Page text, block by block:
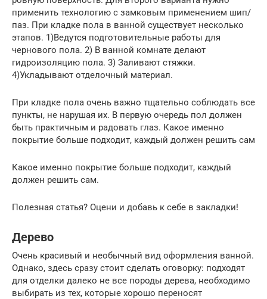
применить технологию с замковым применением шип/
паз. При кладке пола в ванной существует несколько
этапов. 1)Ведутся подготовительные работы для
чернового пола. 2) В ванной комнате делают
гидроизоляцию пола. 3) Заливают стяжки.
4)Укладывают отделочный материал.
При кладке пола очень важно тщательно соблюдать все
пункты, не нарушая их. В первую очередь пол должен
быть практичным и радовать глаз. Какое именно
покрытие больше подходит, каждый должен решить сам
Какое именно покрытие больше подходит, каждый
должен решить сам.
Полезная статья? Оцени и добавь к себе в закладки!
Дерево
Очень красивый и необычный вид оформления ванной.
Однако, здесь сразу стоит сделать оговорку: подходят
для отделки далеко не все породы дерева, необходимо
выбирать из тех, которые хорошо переносят